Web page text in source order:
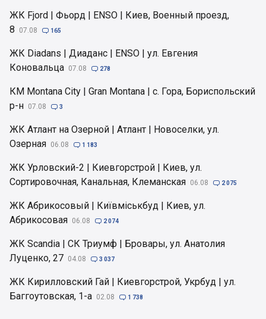
ЖК Fjord | Фьорд | ENSO | Киев, Военный проезд,
8
07.08  165
ЖК Diadans | Диаданс | ENSO | ул. Евгения
Коновальца 07.08  278
КМ Montana City | Gran Montana | с. Гора, Бориспольский
р-н 07.08  3
ЖК Атлант на Озерной | Атлант | Новоселки, ул.
Озерная 06.08  1 183
ЖК Урловский-2 | Киевгорстрой | Киев, ул.
Сортировочная, Канальная, Клеманская 06.08  2 075
ЖК Абрикосовый | Київміськбуд | Киев, ул.
Абрикосовая 06.08  2 074
ЖК Scandia | СК Триумф | Бровары, ул. Анатолия
Луценко, 27 04.08  3 037
ЖК Кирилловский Гай | Киевгорстрой, Укрбуд | ул.
Баггоутовская, 1-а 02.08  1 738